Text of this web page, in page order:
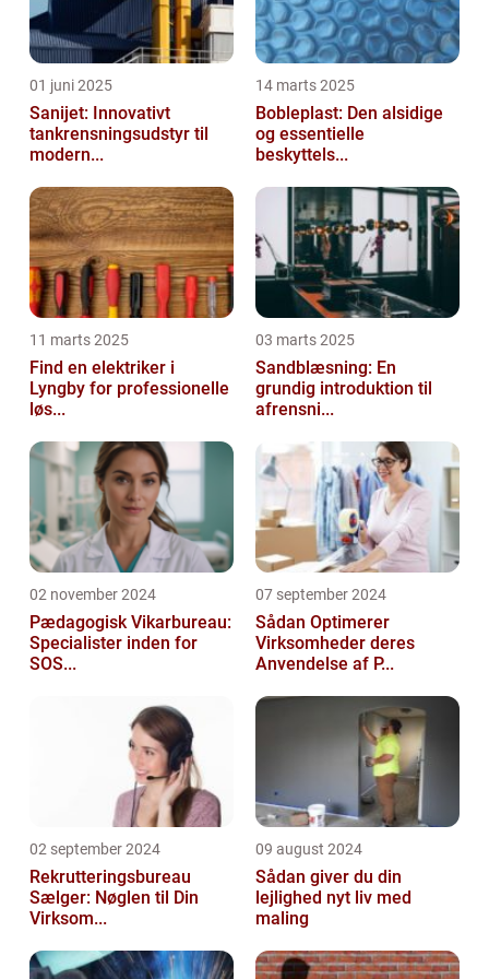
01 juni 2025
Sanijet: Innovativt
tankrensningsudstyr til
modern...
14 marts 2025
Bobleplast: Den alsidige
og essentielle
beskyttels...
11 marts 2025
Find en elektriker i
Lyngby for professionelle
løs...
03 marts 2025
Sandblæsning: En
grundig introduktion til
afrensni...
02 november 2024
Pædagogisk Vikarbureau:
Specialister inden for
SOS...
07 september 2024
Sådan Optimerer
Virksomheder deres
Anvendelse af P...
02 september 2024
Rekrutteringsbureau
Sælger: Nøglen til Din
Virksom...
09 august 2024
Sådan giver du din
lejlighed nyt liv med
maling